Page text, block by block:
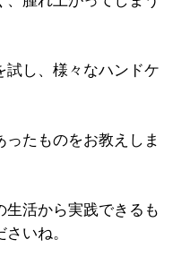
試し、様々なハンドケ
たものをお教えしま
活から実践できるも
いね。